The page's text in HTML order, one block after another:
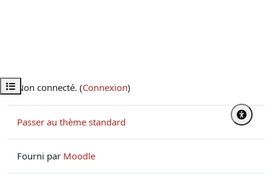
Ouvrir l’index du cours
Non connecté. (Connexion)
Passer au thème standard
Fourni par Moodle